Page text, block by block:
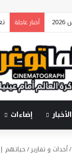
أخبار عاجلة
الأخبار إضاءات
/أحداث و تقارير/حياتهم |